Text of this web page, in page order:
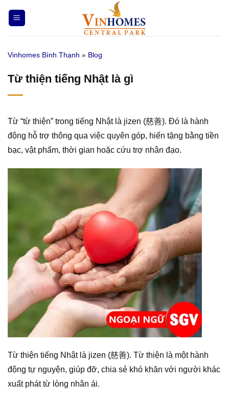
qua
nội
Vinhomes Bình Thạnh » Blog
Từ thiện tiếng Nhật là gì
Từ “từ thiện” trong tiếng Nhật là jizen (慈善). Đó là hành
động hỗ trợ thông qua việc quyên góp, hiến tặng bằng tiền
bạc, vật phẩm, thời gian hoặc cứu trợ nhân đạo.
Từ thiện tiếng Nhật là jizen (慈善). Từ thiện là một hành
động tự nguyện, giúp đỡ, chia sẻ khó khăn với người khác
xuất phát từ lòng nhân ái.